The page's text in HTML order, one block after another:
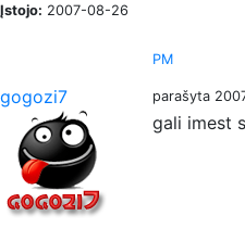
Įstojo: 2007-08-26
PM
gogozi7 parašyta
gali imest